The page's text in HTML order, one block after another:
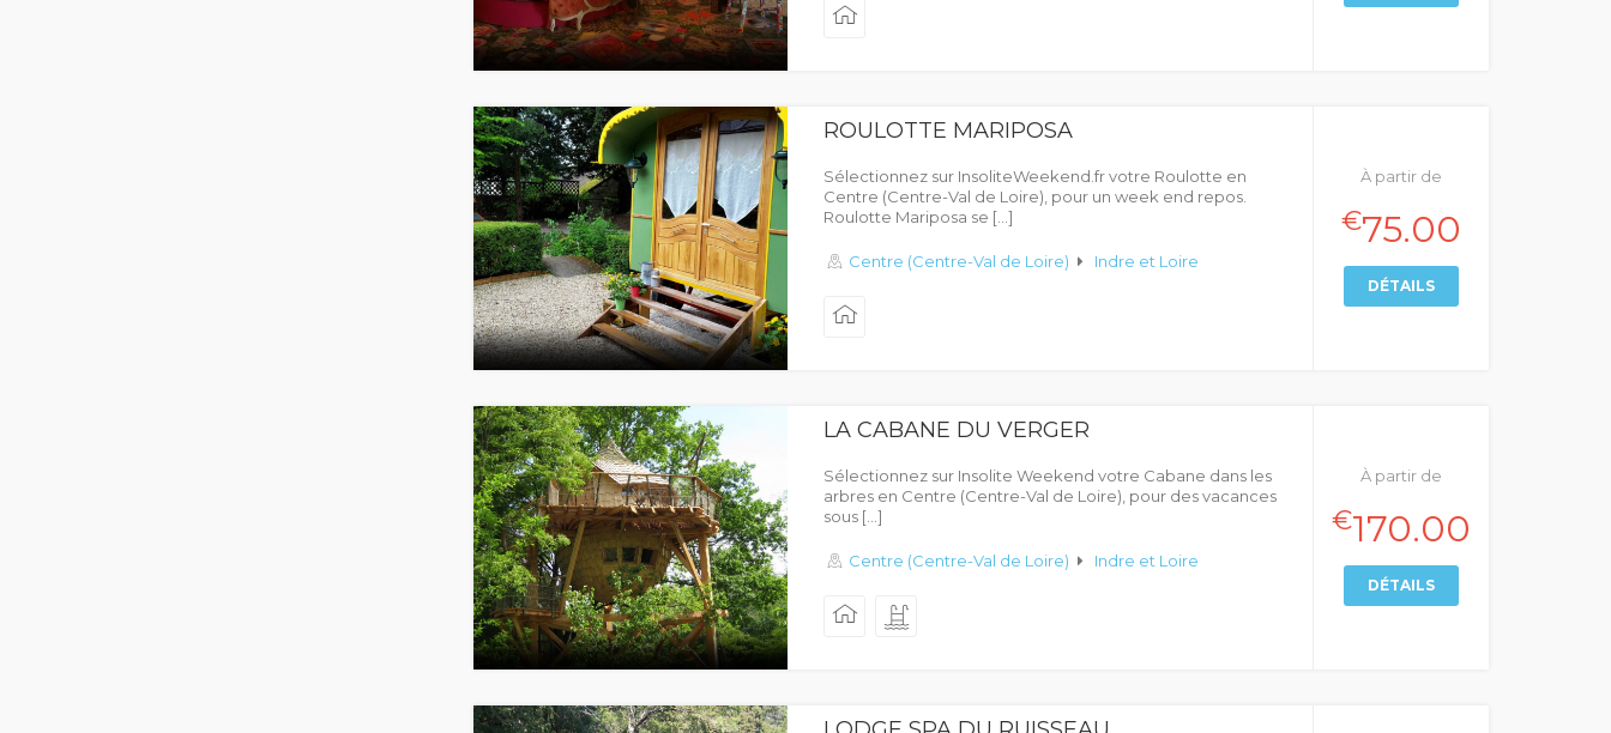
ROULOTTE MARIPOSA
Sélectionnez sur InsoliteWeekend.fr votre Roulotte en
Centre (Centre-Val de Loire), pour un week end repos.
Roulotte Mariposa se […]
Centre (Centre-Val de Loire) Indre et Loire
À partir de
€75.00
DÉTAILS
LA CABANE DU VERGER
Sélectionnez sur Insolite Weekend votre Cabane dans les
arbres en Centre (Centre-Val de Loire), pour des vacances
sous […]
Centre (Centre-Val de Loire) Indre et Loire
À partir de
€170.00
DÉTAILS